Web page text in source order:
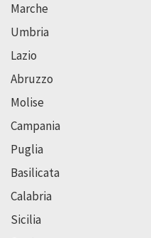
Marche
Umbria
Lazio
Abruzzo
Molise
Campania
Puglia
Basilicata
Calabria
Sicilia